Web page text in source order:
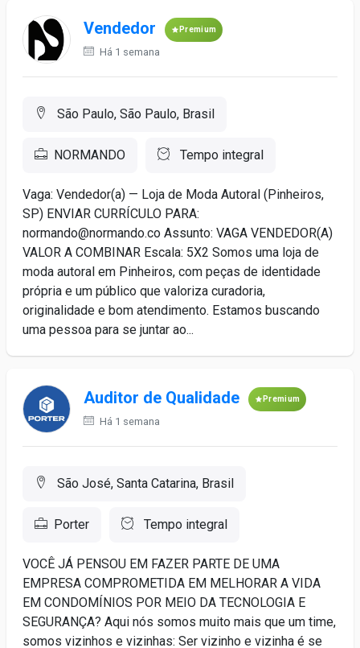
Vendedor Premium
Há 1 semana
São Paulo, São Paulo, Brasil
NORMANDO Tempo integral
Vaga: Vendedor(a) — Loja de Moda Autoral (Pinheiros,
SP) ENVIAR CURRÍCULO PARA:
normando@normando.co Assunto: VAGA VENDEDOR(A)
VALOR A COMBINAR Escala: 5X2 Somos uma loja de
moda autoral em Pinheiros, com peças de identidade
própria e um público que valoriza curadoria,
originalidade e bom atendimento. Estamos buscando
uma pessoa para se juntar ao...
Auditor de Qualidade Premium
Há 1 semana
São José, Santa Catarina, Brasil
Porter Tempo integral
VOCÊ JÁ PENSOU EM FAZER PARTE DE UMA
EMPRESA COMPROMETIDA EM MELHORAR A VIDA
EM CONDOMÍNIOS POR MEIO DA TECNOLOGIA E
SEGURANÇA? Aqui nós somos muito mais que um time,
somos vizinhos e vizinhas: Ser vizinho e vizinha é se